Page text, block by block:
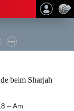
beim Sharjah
– Am